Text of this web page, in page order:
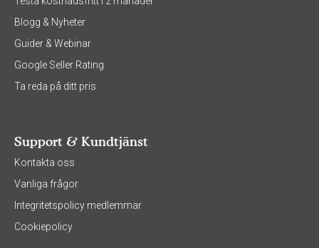
Blogg & Nyheter
Guider & Webinar
Google Seller Rating
Ta reda på ditt pris
Support & Kundtjänst
Kontakta oss
Vanliga frågor
Integritetspolicy medlemmar
Cookiepolicy